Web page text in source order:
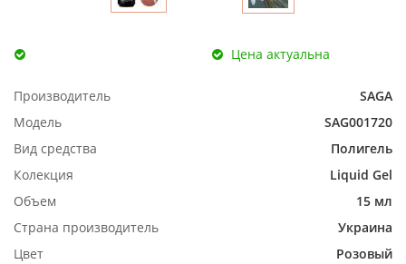
Цена актуальна
Производитель
SAGA
Модель
SAG001720
Вид средства
Полигель
Колекция
Liquid Gel
Объем
15 мл
Страна производитель
Украина
Цвет
Розовый